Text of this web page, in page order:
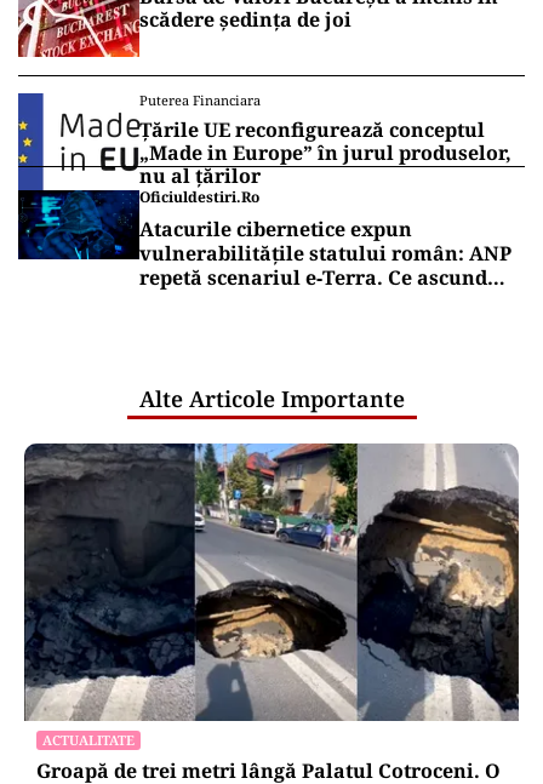
scădere ședința de joi
Puterea Financiara
Țările UE reconfigurează conceptul
„Made in Europe” în jurul produselor,
nu al țărilor
Oficiuldestiri.ro
Atacurile cibernetice expun
vulnerabilitățile statului român: ANP
repetă scenariul e‑Terra. Ce ascund
Alte Articole Importante
ACTUALITATE
Groapă de trei metri lângă Palatul Cotroceni. O